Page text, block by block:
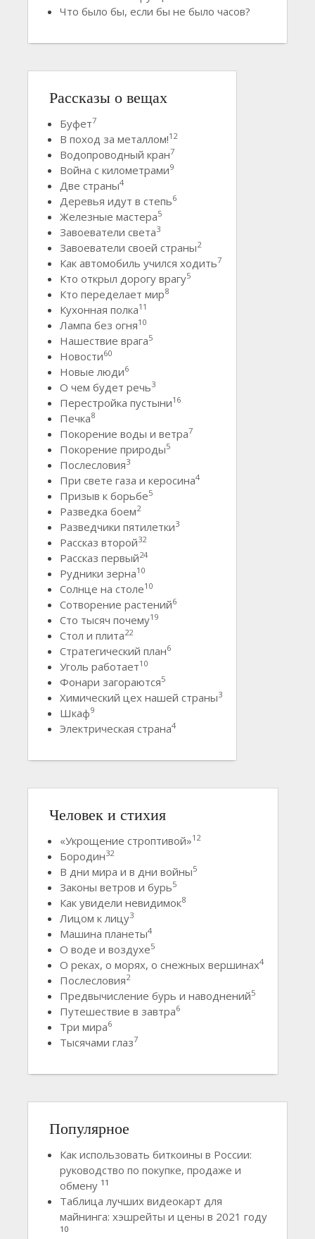
Что было бы, если бы не было часов?
Рассказы о вещах
Буфет7
В поход за металлом!12
Водопроводный кран7
Война с километрами9
Две страны4
Деревья идут в степь6
Железные мастера5
Завоеватели света3
Завоеватели своей страны2
Как автомобиль учился ходить7
Кто открыл дорогу врагу5
Кто переделает мир8
Кухонная полка11
Лампа без огня10
Нашествие врага5
Новости60
Новые люди6
О чем будет речь3
Перестройка пустыни16
Печка8
Покорение воды и ветра7
Покорение природы5
Послесловия3
При свете газа и керосина4
Призыв к борьбе5
Разведка боем2
Разведчики пятилетки3
Рассказ второй32
Рассказ первый24
Рудники зерна10
Солнце на столе10
Сотворение растений6
Сто тысяч почему19
Стол и плита22
Стратегический план6
Уголь работает10
Фонари загораются5
Химический цех нашей страны3
Шкаф9
Электрическая страна4
Человек и стихия
«Укрощение строптивой»12
Бородин32
В дни мира и в дни войны5
Законы ветров и бурь5
Как увидели невидимок8
Лицом к лицу3
Машина планеты4
О воде и воздухе5
О реках, о морях, о снежных вершинах4
Послесловия2
Предвычисление бурь и наводнений5
Путешествие в завтра6
Три мира6
Тысячами глаз7
Популярное
Как использовать биткоины в России:
руководство по покупке, продаже и
обмену 11
Таблица лучших видеокарт для
майнинга: хэшрейты и цены в 2021 году
10